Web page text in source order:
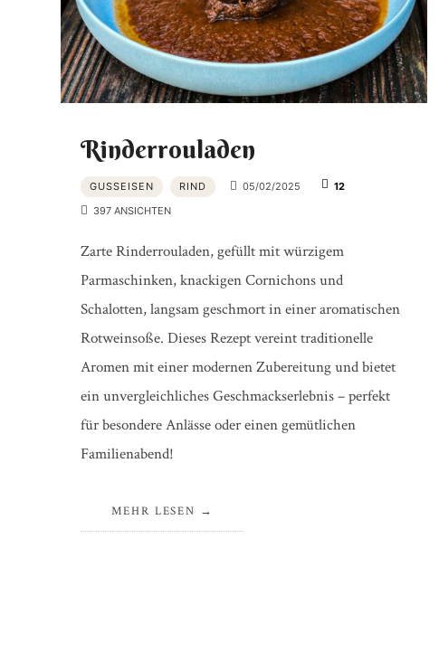
Rinderrouladen
GUSSEISEN RIND 05/02/2025
12
397 ANSICHTEN
Zarte Rinderrouladen, gefüllt mit würzigem
Parmaschinken, knackigen Cornichons und
Schalotten, langsam geschmort in einer aromatischen
Rotweinsoße. Dieses Rezept vereint traditionelle
Aromen mit einer modernen Zubereitung und bietet
ein unvergleichliches Geschmackserlebnis – perfekt
für besondere Anlässe oder einen gemütlichen
Familienabend!
MEHR LESEN